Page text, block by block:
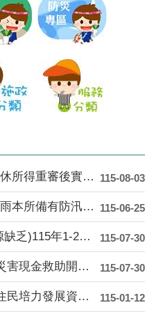
115-08-03
銓敘部開發「公務人員退休所得重審後實發金額試算器」....
115-06-25
汛期及颱風期間，因應豪雨本所備有防汛沙包供民眾索取....
115-07-30
公告本區為辦理蜂群(蜜源缺乏)115年1-2月乾旱....
115-07-30
115年巴威颱風農業天然災害現金救助開始受理「水平....
115-01-12
內政部移民署「115年新住民培力發展資訊網」